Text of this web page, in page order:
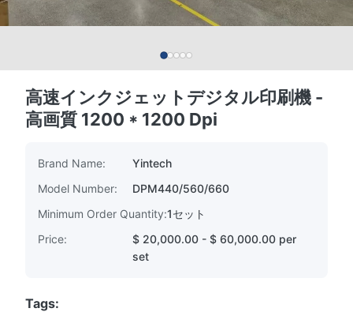
高速インクジェットデジタル印刷機 -
高画質 1200 * 1200 Dpi
Brand Name:
Yintech
Model Number:
DPM440/560/660
Minimum Order Quantity:1セット
Price:
$ 20,000.00 - $ 60,000.00 per
set
Tags: